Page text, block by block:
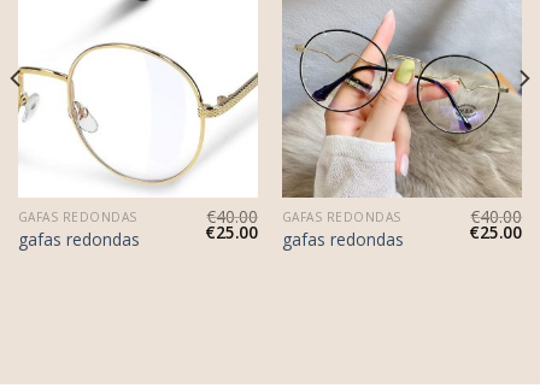
GAFAS REDONDAS
gafas redondas
€40.00
€25.00
GAFAS REDONDAS
gafas redondas
€40.00
€25.00